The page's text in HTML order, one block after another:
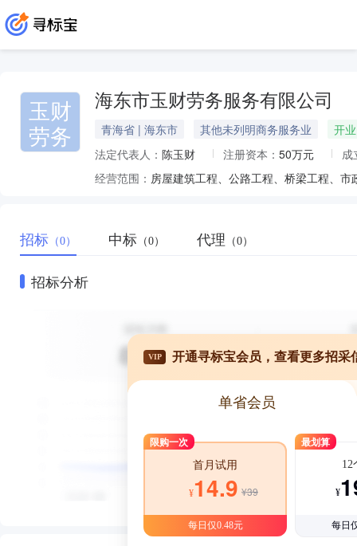
玉财
劳务
海东市玉财劳务服务有限公司
青海省 | 海东市 其他未列明商务服务业
开业
法定代表人： 陈玉财 注册资本： 50万元
成
经营范围：
招标 （0） 中标 （0） 代理 （0）
招标分析
VIP 开通寻标宝会员，查看更多招采
单省会员
限购一次
首月试用
¥14.9 ¥39
每日仅0.48元
最划算
12
¥
每日